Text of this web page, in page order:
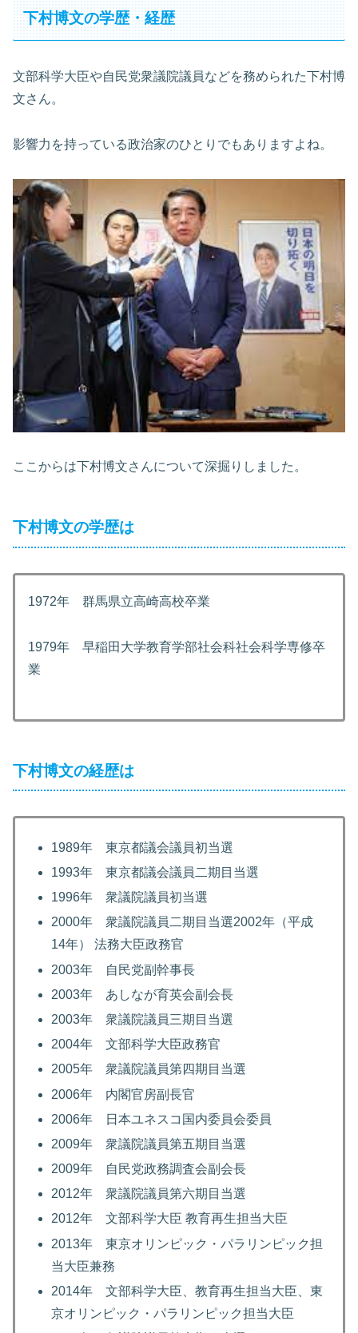
下村博文の学歴・経歴
文部科学大臣や自民党衆議院議員などを務められた下村博
文さん。
影響力を持っている政治家のひとりでもありますよね。
ここからは下村博文さんについて深掘りしました。
下村博文の学歴は
1972年 群馬県立高崎高校卒業
1979年 早稲田大学教育学部社会科社会科学専修卒
業
下村博文の経歴は
1989年 東京都議会議員初当選
1993年 東京都議会議員二期目当選
1996年 衆議院議員初当選
2000年 衆議院議員二期目当選2002年（平成
14年） 法務大臣政務官
2003年 自民党副幹事長
2003年 あしなが育英会副会長
2003年 衆議院議員三期目当選
2004年 文部科学大臣政務官
2005年 衆議院議員第四期目当選
2006年 内閣官房副長官
2006年 日本ユネスコ国内委員会委員
2009年 衆議院議員第五期目当選
2009年 自民党政務調査会副会長
2012年 衆議院議員第六期目当選
2012年 文部科学大臣 教育再生担当大臣
2013年 東京オリンピック・パラリンピック担
当大臣兼務
2014年 文部科学大臣、教育再生担当大臣、東
京オリンピック・パラリンピック担当大臣